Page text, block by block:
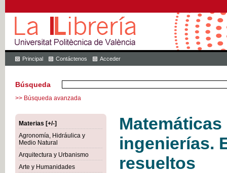
Principal Contáctenos Acceder
Búsqueda
>> Búsqueda avanzada
Materias [+/-]
Agronomía, Hidráulica y
Medio Natural
Arquitectura y Urbanismo
Arte y Humanidades
ingenierías.
resueltos